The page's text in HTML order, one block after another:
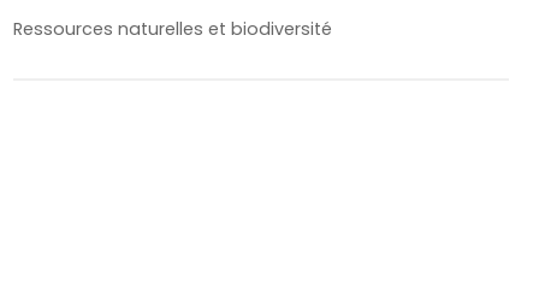
Ressources naturelles et biodiversité